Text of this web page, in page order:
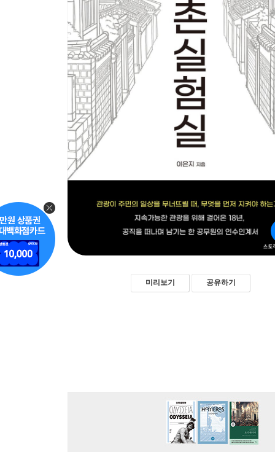
미리보기 공유하기